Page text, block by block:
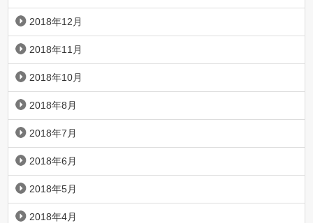
2018年12月
2018年11月
2018年10月
2018年8月
2018年7月
2018年6月
2018年5月
2018年4月